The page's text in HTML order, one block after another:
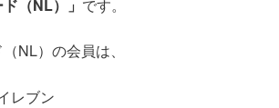
（NL）」 です。
NL）の会員は、
レブン